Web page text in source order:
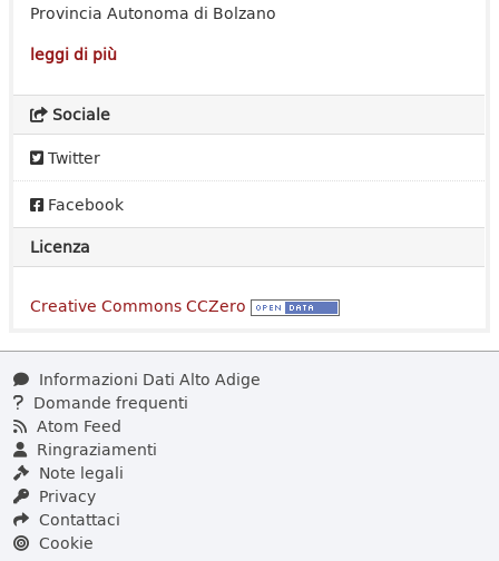
Provincia Autonoma di Bolzano
leggi di più
Sociale
Twitter
Facebook
Licenza
Creative Commons CCZero
Informazioni Dati Alto Adige
Domande frequenti
Atom Feed
Ringraziamenti
Note legali
Privacy
Contattaci
Cookie